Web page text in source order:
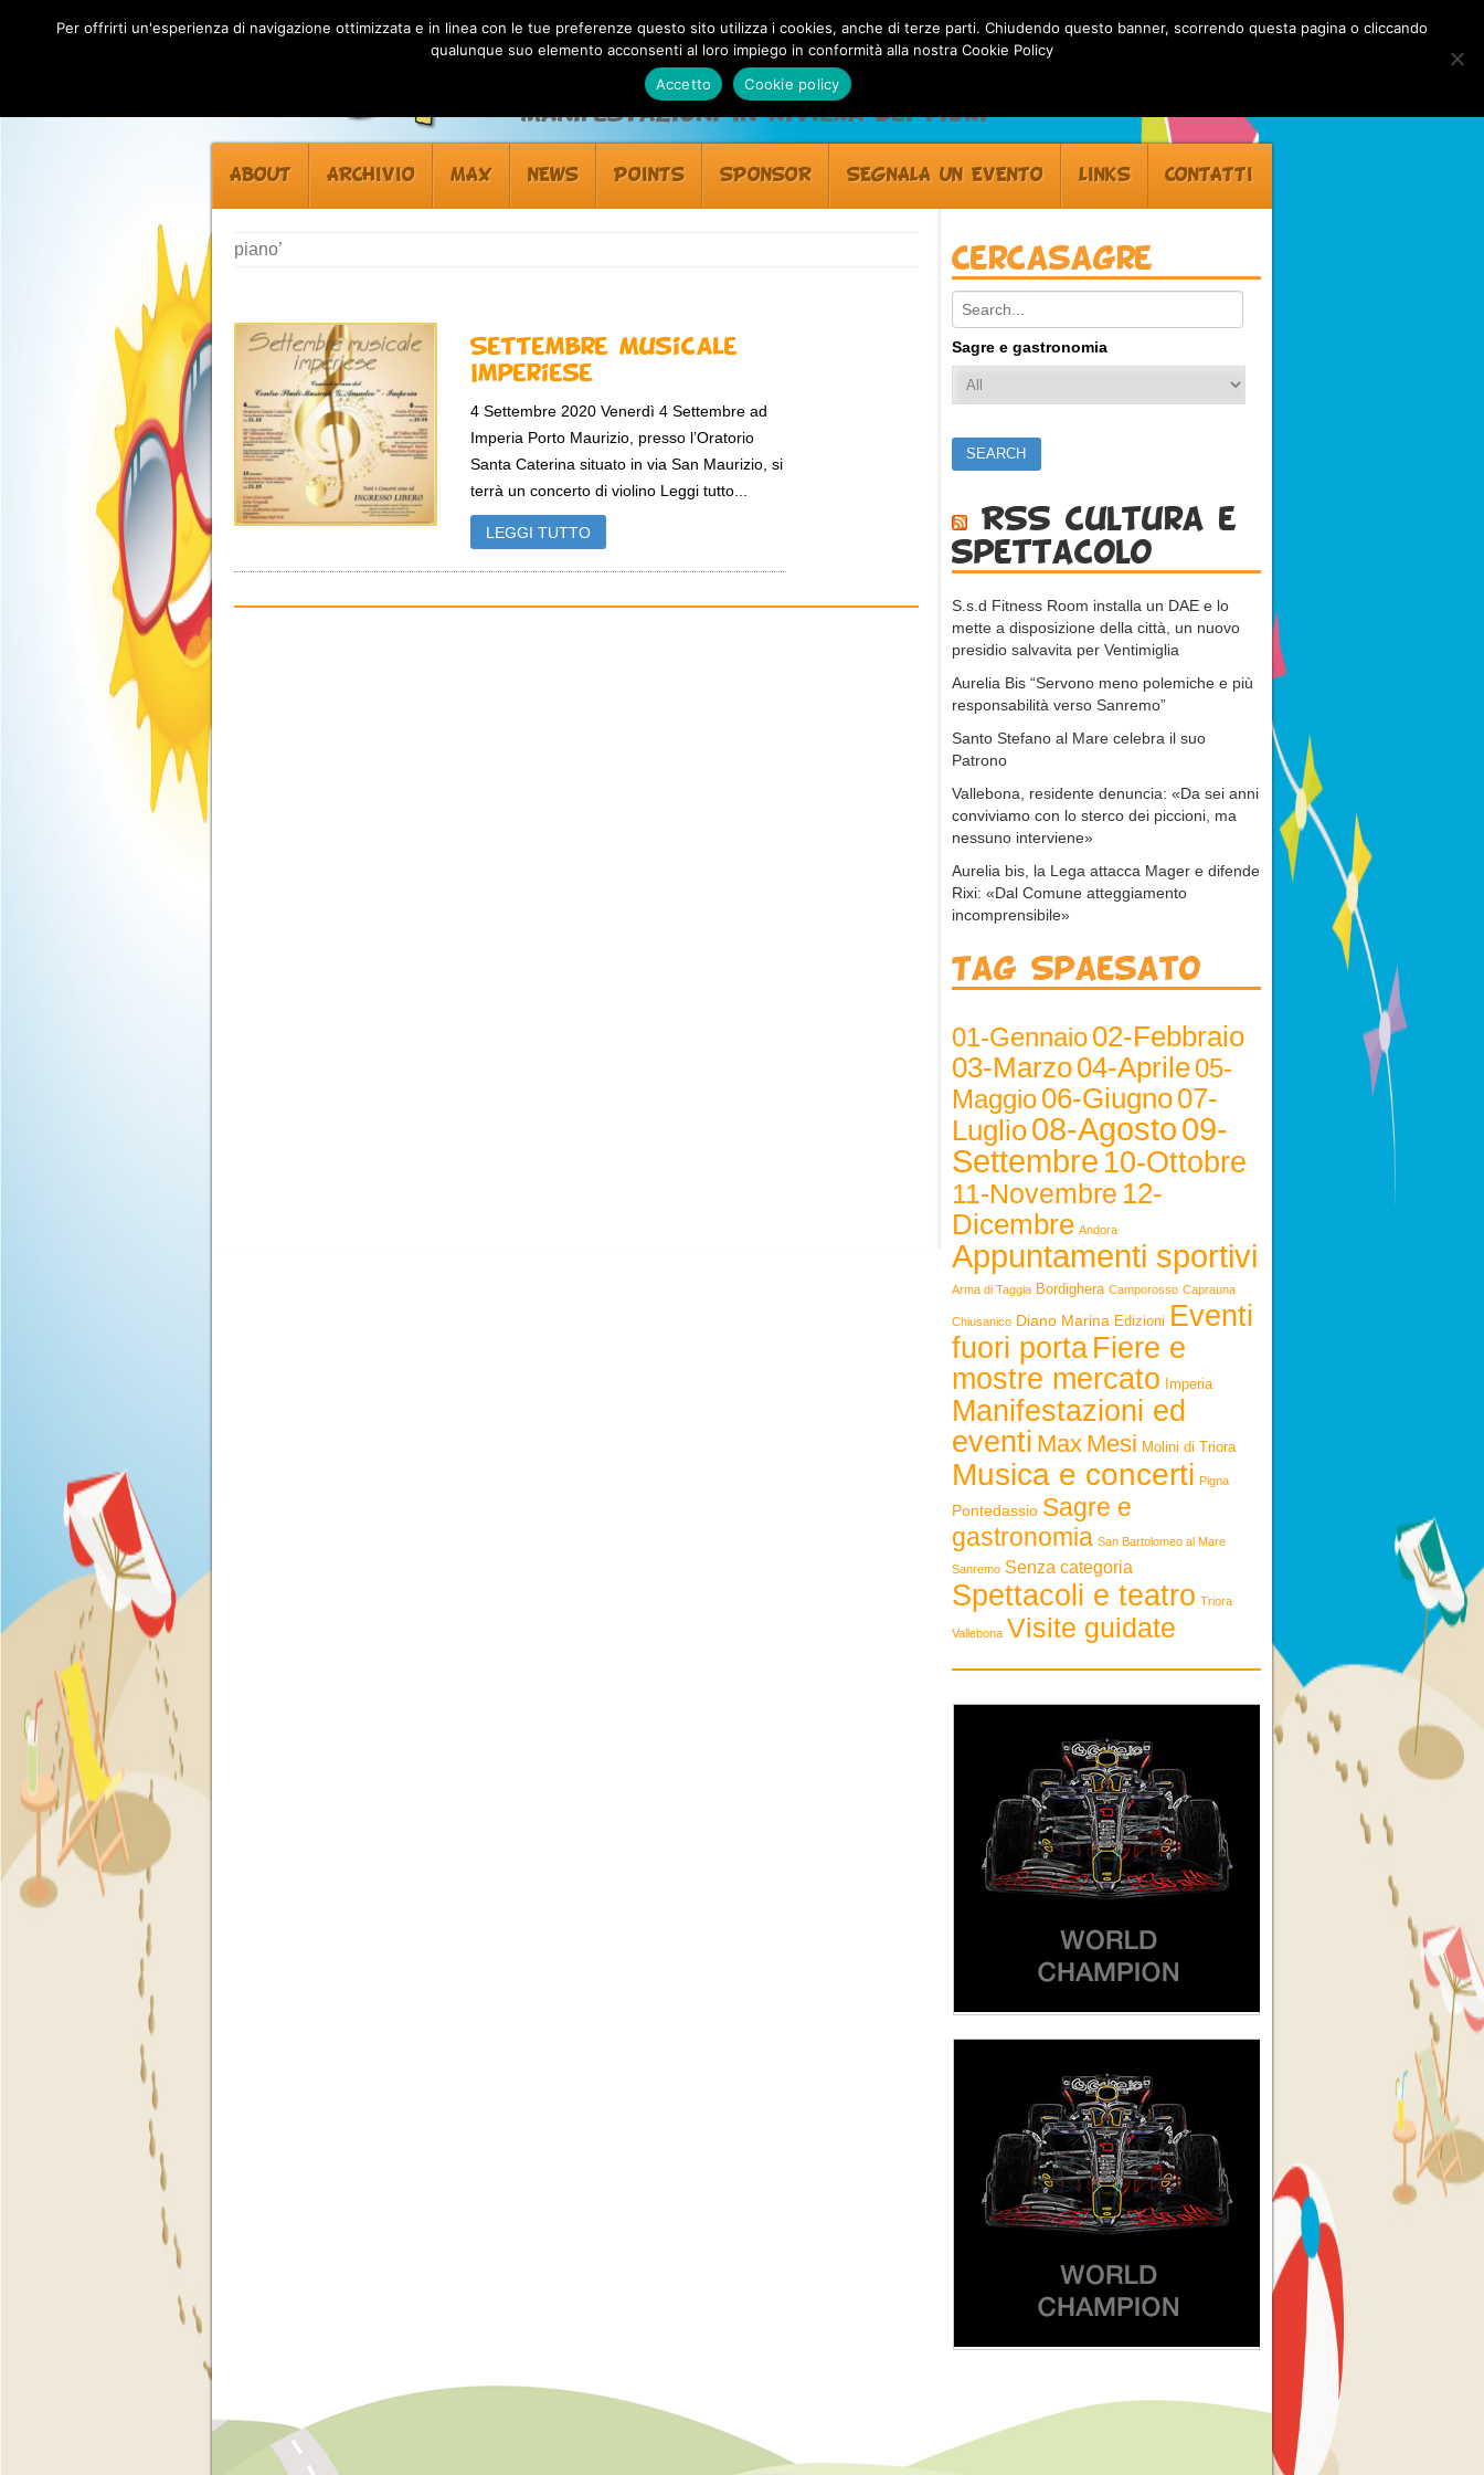
Manifestazioni in Riviera dei Fiori
ABOUT ARCHIVIO MAX NEWS POINTS SPONSOR SEGNALA UN EVENTO LINKS CONTATTI
piano’
Settembre Musicale
Imperiese
4 Settembre 2020 Venerdì 4 Settembre ad
Imperia Porto Maurizio, presso l’Oratorio
Santa Caterina situato in via San Maurizio, si
terrà un concerto di violino Leggi tutto...
LEGGI TUTTO
Cercasagre
Search:
Sagre e gastronomia
RSS cultura e
spettacolo
S.s.d Fitness Room installa un DAE e lo
mette a disposizione della città, un nuovo
presidio salvavita per Ventimiglia
Aurelia Bis “Servono meno polemiche e più
responsabilità verso Sanremo”
Santo Stefano al Mare celebra il suo
Patrono
Vallebona, residente denuncia: «Da sei anni
conviviamo con lo sterco dei piccioni, ma
nessuno interviene»
Aurelia bis, la Lega attacca Mager e difende
Rixi: «Dal Comune atteggiamento
incomprensibile»
Tag Spaesato
01-Gennaio02-Febbraio
03-Marzo04-Aprile05-
Maggio06-Giugno07-
Luglio08-Agosto09-
Settembre 10-Ottobre
11-Novembre 12-
Dicembre Andora
Appuntamenti sportivi
Arma di Taggia Bordighera Camporosso Caprauna
Chiusanico Diano Marina Edizioni Eventi
fuori porta Fiere e
mostre mercato
Imperia
Manifestazioni ed
eventi Max Mesi Molini di Triora
Musica e concerti Pigna
Pontedassio Sagre e
gastronomia San Bartolomeo al Mare
Sanremo Senza categoria
Spettacoli e teatro Triora
Vallebona Visite guidate
Per offrirti un'esperienza di navigazione ottimizzata e in linea con le tue preferenze questo sito utilizza i cookies, anche di terze parti. Chiudendo questo banner, scorrendo questa pagina o cliccando
qualunque suo elemento acconsenti al loro impiego in conformità alla nostra Cookie Policy
Accetto
Cookie policy